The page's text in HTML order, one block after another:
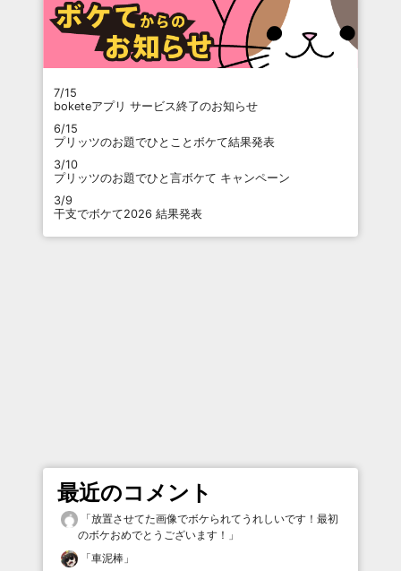
7/15
boketeアプリ サービス終了のお知らせ
6/15
プリッツのお題でひとことボケて結果発表
3/10
プリッツのお題でひと言ボケて キャンペーン
3/9
干支でボケて2026 結果発表
最近のコメント
「放置させてた画像でボケられてうれしいです！最初
のボケおめでとうございます！ 」
「車泥棒 」